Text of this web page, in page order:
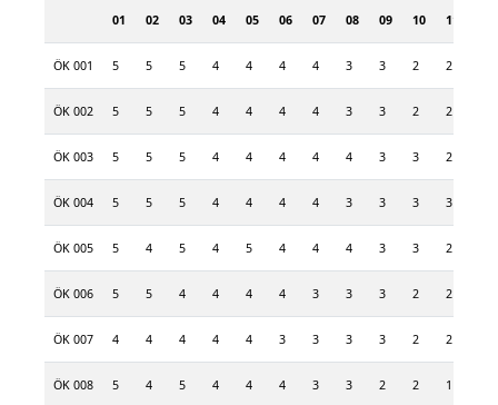
01
02
03
04
05
06
07
08
09
10
11
ÖK 001 5 5 5 4 4 4 4 3 3 2 2
ÖK 002 5 5 5 4 4 4 4 3 3 2 2
ÖK 003 5 5 5 4 4 4 4 4 3 3 2
ÖK 004 5 5 5 4 4 4 4 3 3 3 3
ÖK 005 5 4 5 4 5 4 4 4 3 3 2
ÖK 006 5 5 4 4 4 4 3 3 3 2 2
ÖK 007 4 4 4 4 4 3 3 3 3 2 2
ÖK 008 5 4 5 4 4 4 3 3 2 2 1